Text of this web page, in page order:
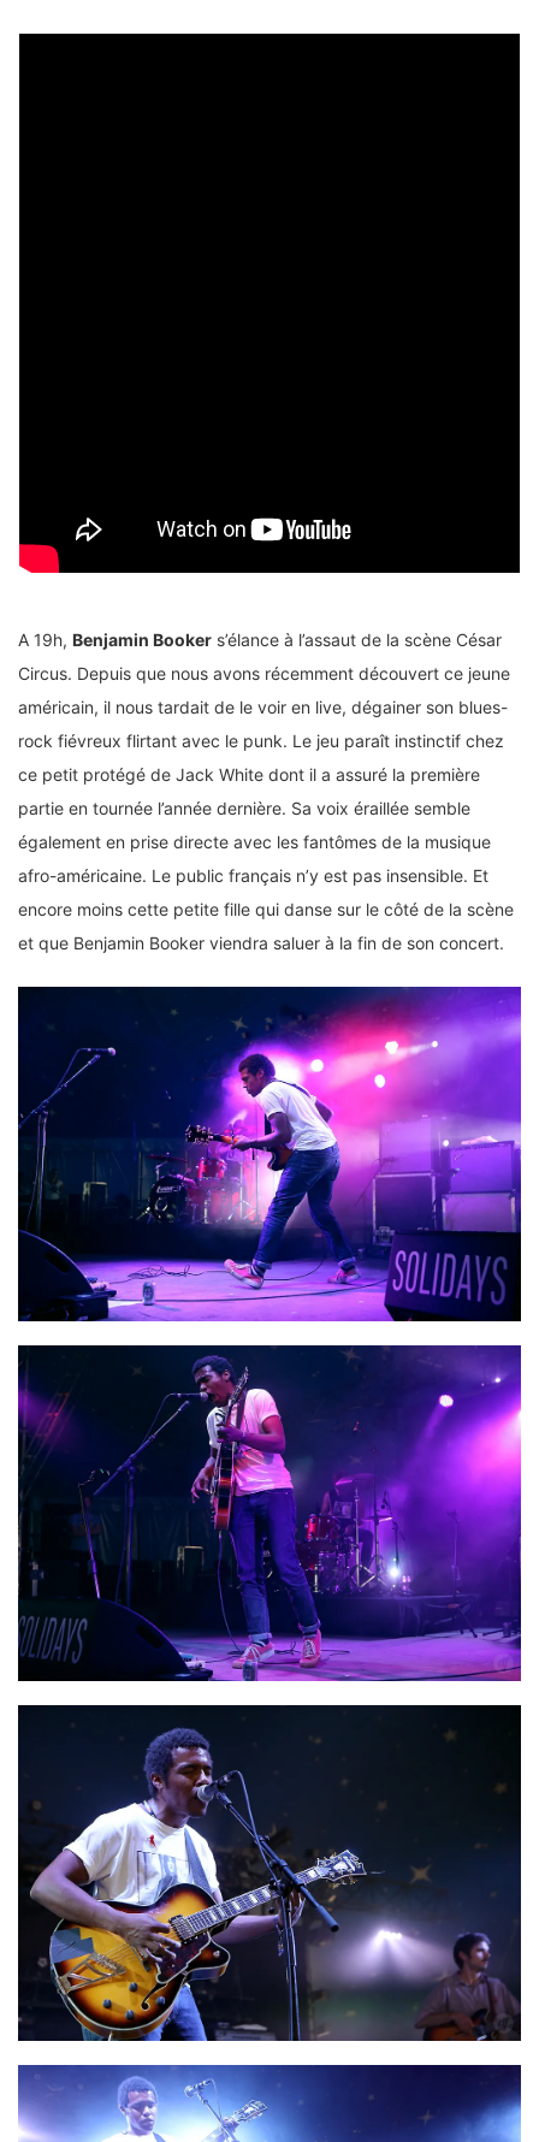
A 19h, Benjamin Booker s’élance à l’assaut de la scène César
Circus. Depuis que nous avons récemment découvert ce jeune
américain, il nous tardait de le voir en live, dégainer son blues-
rock fiévreux flirtant avec le punk. Le jeu paraît instinctif chez
ce petit protégé de Jack White dont il a assuré la première
partie en tournée l’année dernière. Sa voix éraillée semble
également en prise directe avec les fantômes de la musique
afro-américaine. Le public français n’y est pas insensible. Et
encore moins cette petite fille qui danse sur le côté de la scène
et que Benjamin Booker viendra saluer à la fin de son concert.